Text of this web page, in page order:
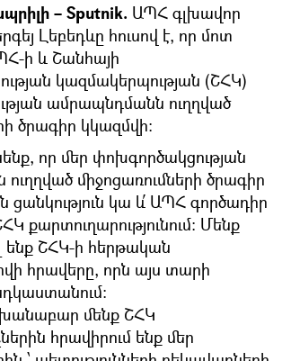
– Sputnik. ԱՊՀ գլխավոր
Լեբեդևը հուսով է, որ մոտ
ի և Շանհայի
կազմակերպության (ՇՀԿ)
ամրապնդմանն ուղղված
ծրագիր կկազմվի:
որ մեր փոխգործակցության
միջոցառումների ծրագիր
ցանկություն կա և՛ ԱՊՀ գործադիր
քարտուղարությունում։ Մենք
ենք ՇՀԿ-ի հերթական
հրավերը, որն այս տարի
մենք ՇՀԿ
հրավիրում ենք մեր